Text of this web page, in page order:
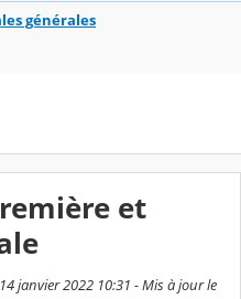
générales
et
janvier 2022 10:31 - Mis à jour le